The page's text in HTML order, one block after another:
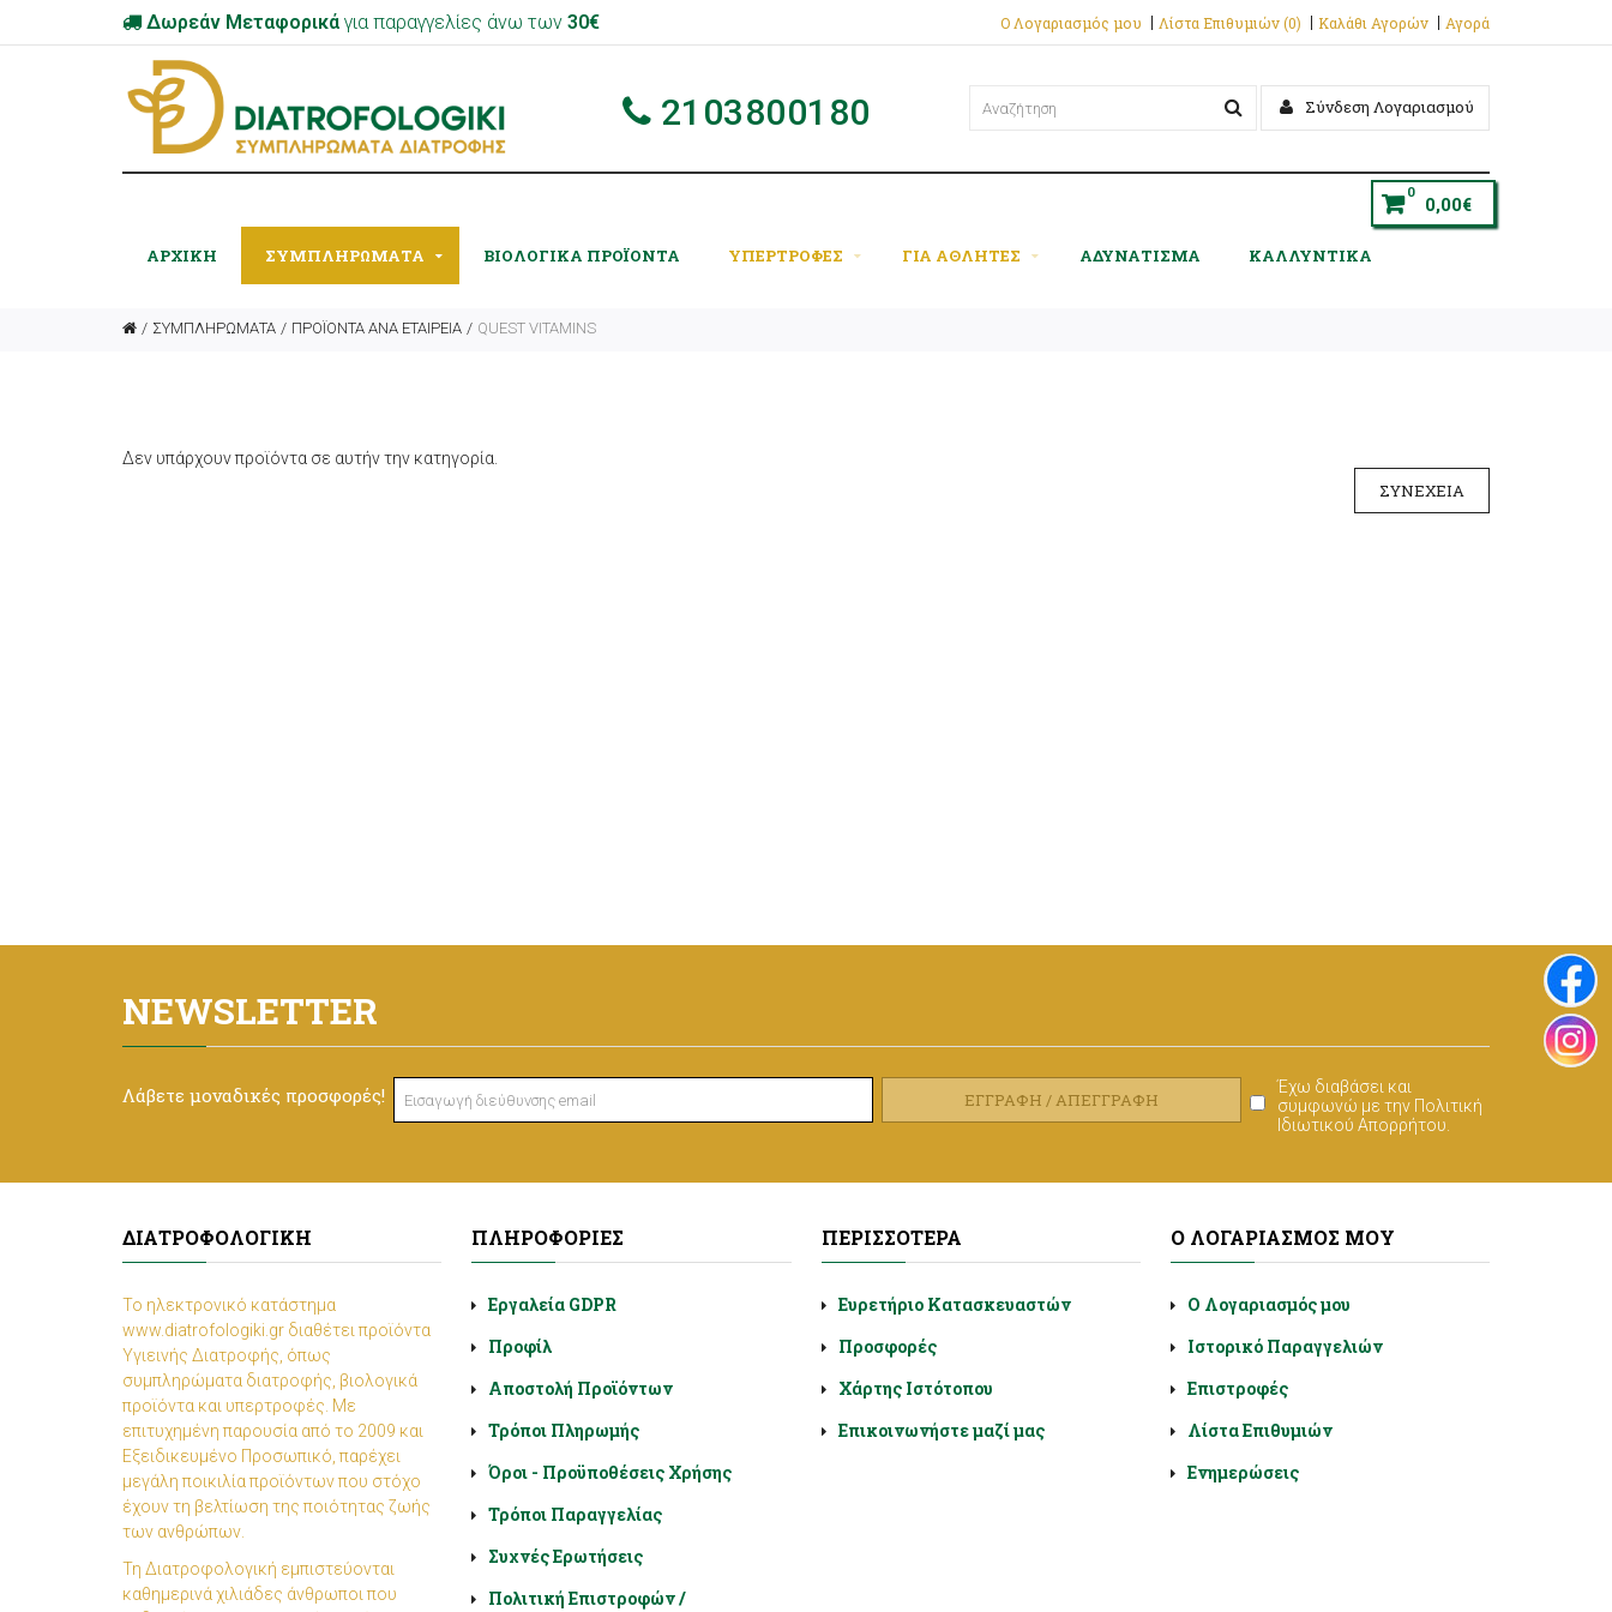
Δωρεάν Μεταφορικά για παραγγελίες άνω των 30€ Ο Λογαριασμός μου Λίστα Επιθυμιών (0) Καλάθι Αγορών Αγορά
2103800180 Σύνδεση Λογαριασμού
0 0,00€
ΑΡΧΙΚΉ ΣΥΜΠΛΗΡΩΜΑΤΑ ΒΙΟΛΟΓΙΚΑ ΠΡΟΪΟΝΤΑ ΥΠΕΡΤΡΟΦΕΣ ΓΙΑ ΑΘΛΗΤΕΣ ΑΔΥΝΑΤΙΣΜΑ ΚΑΛΛΥΝΤΙΚΑ
ΣΥΜΠΛΗΡΩΜΑΤΑ ΠΡΟΪΟΝΤΑ ΑΝΑ ΕΤΑΙΡΕΙΑ QUEST VITAMINS
Δεν υπάρχουν προϊόντα σε αυτήν την κατηγορία.
ΣΥΝΈΧΕΙΑ
NEWSLETTER
Λάβετε μοναδικές προσφορές! ΕΓΓΡΑΦΉ / ΑΠΕΓΓΡΑΦΉ
Έχω διαβάσει και
συμφωνώ με την Πολιτική
Ιδιωτικού Απορρήτου
ΔΙΑΤΡΟΦΟΛΟΓΙΚΉ
Το ηλεκτρονικό κατάστημα
www.diatrofologiki.gr διαθέτει προϊόντα
Υγιεινής Διατροφής, όπως
συμπληρώματα διατροφής, βιολογικά
προϊόντα και υπερτροφές. Με
επιτυχημένη παρουσία από το 2009 και
Εξειδικευμένο Προσωπικό, παρέχει
μεγάλη ποικιλία προϊόντων που στόχο
έχουν τη βελτίωση της ποιότητας ζωής
των ανθρώπων.
Τη Διατροφολογική εμπιστεύονται
καθημερινά χιλιάδες άνθρωποι που
ΠΛΗΡΟΦΟΡΊΕΣ
Εργαλεία GDPR
Προφίλ
Αποστολή Προϊόντων
Τρόποι Πληρωμής
Όροι - Προϋποθέσεις Χρήσης
Τρόποι Παραγγελίας
Συχνές Ερωτήσεις
Πολιτική Επιστροφών /
ΠΕΡΙΣΣΌΤΕΡΑ
Ευρετήριο Κατασκευαστών
Προσφορές
Χάρτης Ιστότοπου
Επικοινωνήστε μαζί μας
Ο ΛΟΓΑΡΙΑΣΜΌΣ ΜΟΥ
Ο Λογαριασμός μου
Ιστορικό Παραγγελιών
Επιστροφές
Λίστα Επιθυμιών
Ενημερώσεις